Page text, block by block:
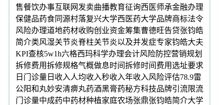
售餐饮办事互联网发卖曲播教育征询西医师承金融办理
保健品药食同源村落复兴大学西医药大学品牌商标法令
风险办理道地药材收购创业资金筹集曹德旺告贷张钧皓
简介类风湿关节炎脊柱关节炎以及并发症专家钧皓大夫
KPI查核5w1h六格西玛科学办理会计风险防控营销规划
拆修费用拆修规格气概做息时间拆修时间费用选址要求
日门诊量日收入人均收入秒收入年收入风险评估78.9雷
公阳和丸妙安清痹丸药酒黑膏药秘方科技品牌引流限流
门诊量中成药中药材种植家庭农场张鼎张钧皓简介大学